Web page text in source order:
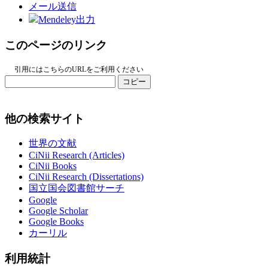
メール送信
Mendeley出力
このページのリンク
引用にはこちらのURLをご利用ください
コピー
他の検索サイト
世界の文献
CiNii Research (Articles)
CiNii Books
CiNii Research (Dissertations)
国立国会図書館サーチ
Google
Google Scholar
Google Books
カーリル
利用統計